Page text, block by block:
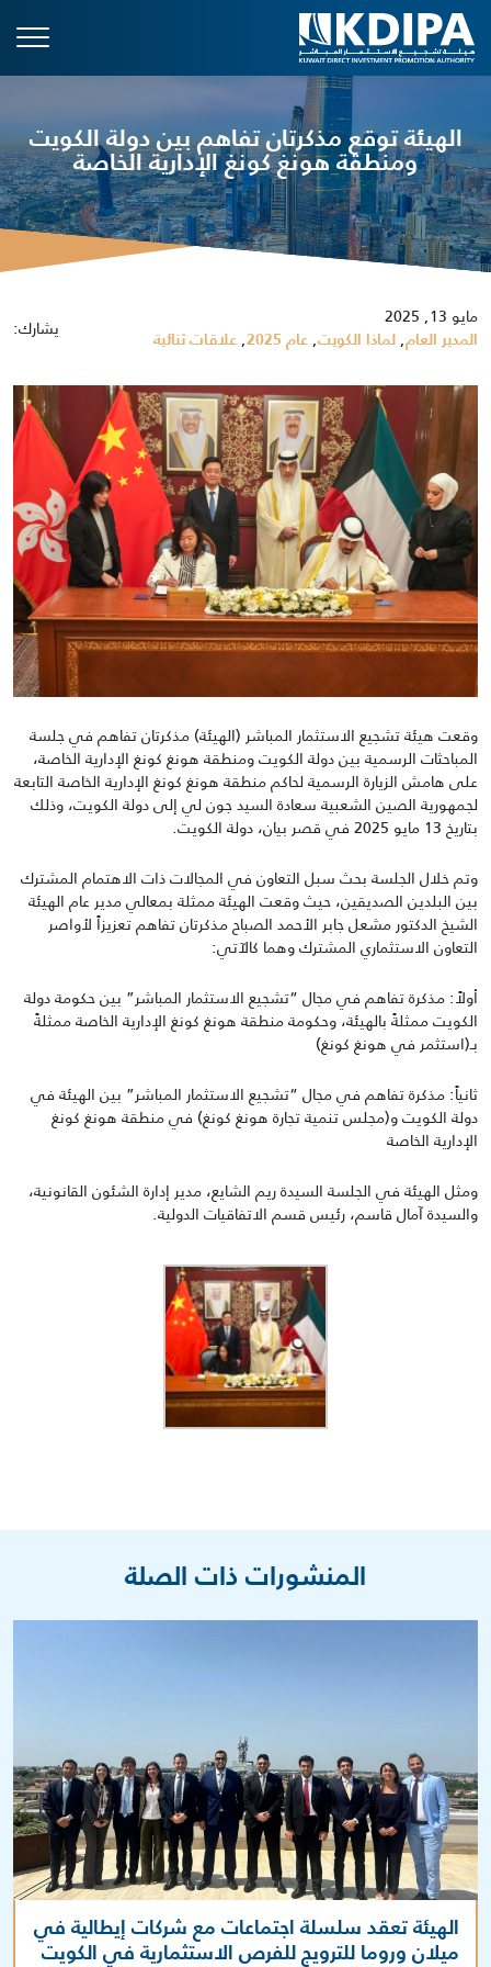
الهيئة توقع مذكرتان تفاهم بين دولة الكويت
ومنطقة هونغ كونغ الإدارية الخاصة
مايو 13, 2025
المدير العام, لماذا الكويت, عام 2025 , علاقات ثنائية يشارك:
وقعت هيئة تشجيع الاستثمار المباشر (الهيئة) مذكرتان تفاهم في جلسة
المباحثات الرسمية بين دولة الكويت ومنطقة هونغ كونغ الإدارية الخاصة،
على هامش الزيارة الرسمية لحاكم منطقة هونغ كونغ الإدارية الخاصة التابعة
لجمهورية الصين الشعبية سعادة السيد جون لي إلى دولة الكويت، وذلك
بتاريخ 13 مايو 2025 في قصر بيان
، دولة الكويت.
وتم خلال الجلسة بحث سبل التعاون في المجالات ذات الاهتمام المشترك
بين البلدين الصديقين، حيث وقعت الهيئة ممثلة بمعالي مدير عام الهيئة
الشيخ الدكتور مشعل جابر الأحمد الصباح مذكرتان تفاهم تعزيزاً لأواصر
التعاون الاستثماري المشترك وهما كالآتي:
أولاً: مذكرة تفاهم في مجال “تشجيع الاستثمار المباشر” بين حكومة دولة
الكويت ممثلةً بالهيئة، وحكومة منطقة هونغ كونغ الإدارية الخاصة ممثلةً
بـ(استثمر في هونغ كونغ)
ثانياً: مذكرة تفاهم في مجال “تشجيع الاستثمار المباشر” بين الهيئة في
دولة الكويت و(مجلس تنمية تجارة هونغ كونغ) في منطقة هونغ كونغ
الإدارية الخاصة
ومثل الهيئة في الجلسة السيدة ريم الشايع، مدير إدارة الشئون القانونية،
والسيدة آمال قاسم، رئيس قسم الاتفاقيات الدولية.
المنشورات ذات الصلة
الهيئة تعقد سلسلة اجتماعات مع شركات إيطالية في
ميلان وروما للترويج للفرص الاستثمارية في الكويت